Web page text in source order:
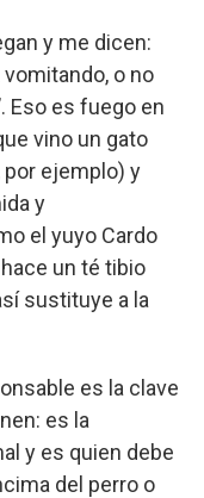
y me dicen:
o no
Eso es fuego en
vino un gato
por ejemplo) y
y
el yuyo Cardo
un té tibio
sustituye a la
es la clave
es la
y es quien debe
del perro o